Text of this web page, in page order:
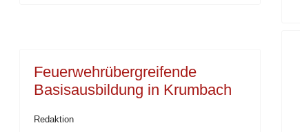
Feuerwehrübergreifende
Basisausbildung in Krumbach
Redaktion